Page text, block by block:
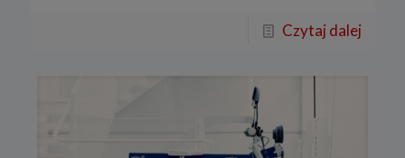
Czytaj dalej